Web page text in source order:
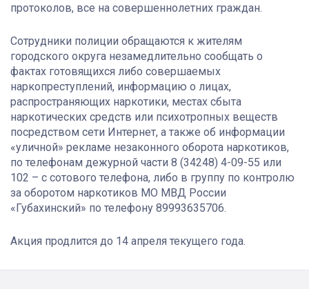
протоколов, все на совершеннолетних граждан.
Сотрудники полиции обращаются к жителям
городского округа незамедлительно сообщать о
фактах готовящихся либо совершаемых
наркопреступлений, информацию о лицах,
распространяющих наркотики, местах сбыта
наркотических средств или психотропных веществ
посредством сети Интернет, а также об информации
«уличной» рекламе незаконного оборота наркотиков,
по телефонам дежурной части 8 (34248) 4-09-55 или
102 – с сотового телефона, либо в группу по контролю
за оборотом наркотиков МО МВД России
«Губахинский» по телефону 89993635706.
Акция продлится до 14 апреля текущего года.